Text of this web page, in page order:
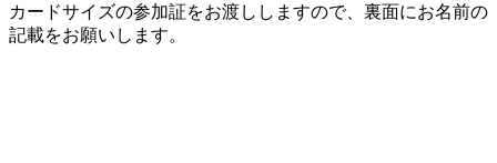
カードサイズの参加証をお渡ししますので、裏面にお名前の
記載をお願いします。